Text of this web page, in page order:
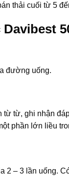
thải cuối từ 5
đường uống.
từ từ, ghi nhận
phần lớn liều
2 – 3 lần uống.